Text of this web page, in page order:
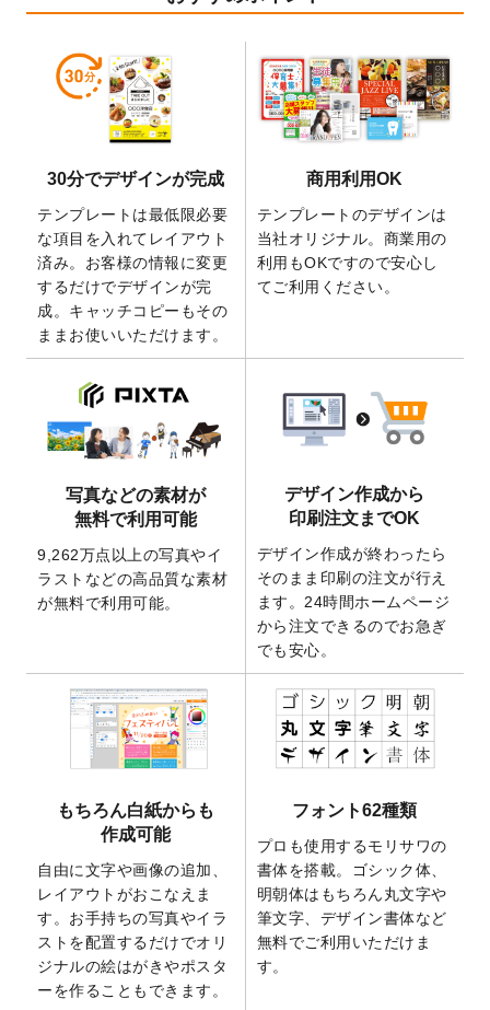
開いたしました。
暑中見舞いのデザインテンプレート
しました。
2026/5/28
【新商品】マグネットステッカーが作成で
きるようになりました！
の全4ステップを解説！」を公開いたしまし
た。
2026/4/23
コラム「 画像の配置・差し替え・トリミン
グ」「テンプレート間でパーツを流用する
方法」を公開いたしました。
2026/4/21
アクリルキーホルダーのデザインテンプレ
ート を追加いたしました。
りました！
2025/12/22
【新商品】アクリルキーホルダーが作成で
きるようになりました！
2025/12/22
2026年版4月始まりのカレンダーデザイン
テンプレート
を公開いたしました。
開いたしました。
2025/9/30
【新商品】クリアファイルバッグ が作成で
きるようになりました！
2026年午年の年賀状デザインテンプレート
を公開いたしました。
2025/9/10
喪中はがき・寒中見舞いのデザインテンプ
レートを公開いたしました。
2025/8/1
9,160万点以上の写真やイラスト素材が無料
2025/7/30
キャンバスプリントのデザインテンプレー
トを追加いたしました。
2025/6/30
暑中見舞いのデザインテンプレートを追加
しました。
2025/6/27
キャンバスプリントのデザインテンプレー
トを追加いたしました。
2025/6/24
2026年版1月始まりのカレンダーデザイン
30分でデザインが完成
テンプレートは最低限必要
な項目を入れてレイアウト
済み。お客様の情報に変更
するだけでデザインが完
成。キャッチコピーもその
ままお使いいただけます。
商用利用OK
テンプレートのデザインは
当社オリジナル。商業用の
利用もOKですので安心し
てご利用ください。
写真などの素材が
無料で利用可能
9,262万点以上の写真やイ
ラストなどの高品質な素材
が無料で利用可能。
デザイン作成から
印刷注文までOK
デザイン作成が終わったら
そのまま印刷の注文が行え
ます。24時間ホームページ
から注文できるのでお急ぎ
でも安心。
もちろん白紙からも
作成可能
自由に文字や画像の追加、
レイアウトがおこなえま
す。お手持ちの写真やイラ
ストを配置するだけでオリ
ジナルの絵はがきやポスタ
ーを作ることもできます。
フォント62種類
プロも使用するモリサワの
書体を搭載。ゴシック体、
明朝体はもちろん丸文字や
筆文字、デザイン書体など
無料でご利用いただけま
す。